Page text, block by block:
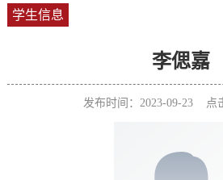
学生信息
李偲嘉
发布时间：2023-09-23 点